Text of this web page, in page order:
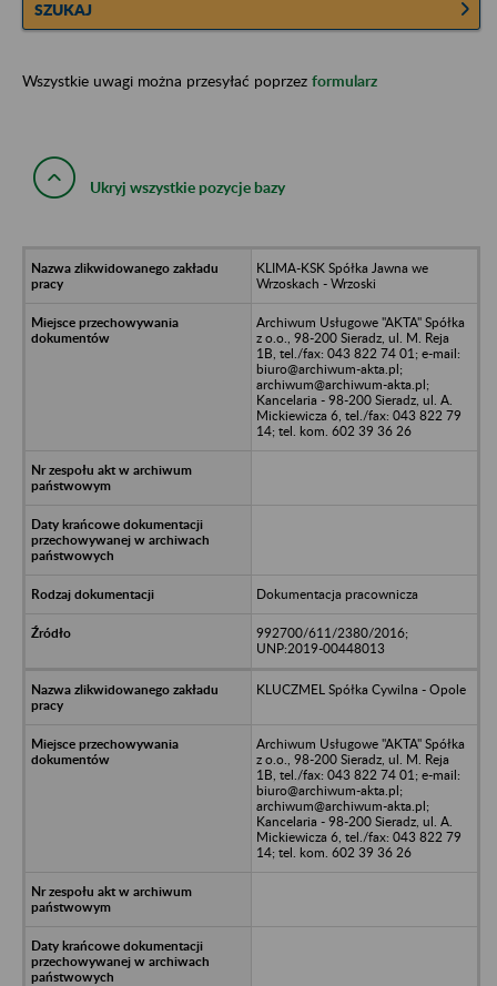
SZUKAJ
Wszystkie uwagi można przesyłać poprzez formularz
Ukryj wszystkie pozycje bazy
KLIMA-KSK Spółka Jawna we
Wrzoskach - Wrzoski
Archiwum Usługowe "AKTA" Spółka
z o.o., 98-200 Sieradz, ul. M. Reja
1B, tel./fax: 043 822 74 01; e-mail:
biuro@archiwum-akta.pl;
archiwum@archiwum-akta.pl;
Kancelaria - 98-200 Sieradz, ul. A.
Mickiewicza 6, tel./fax: 043 822 79
14; tel. kom. 602 39 36 26
Dokumentacja pracownicza
992700/611/2380/2016;
UNP:2019-00448013
KLUCZMEL Spółka Cywilna - Opole
Archiwum Usługowe "AKTA" Spółka
z o.o., 98-200 Sieradz, ul. M. Reja
1B, tel./fax: 043 822 74 01; e-mail:
biuro@archiwum-akta.pl;
archiwum@archiwum-akta.pl;
Kancelaria - 98-200 Sieradz, ul. A.
Mickiewicza 6, tel./fax: 043 822 79
14; tel. kom. 602 39 36 26